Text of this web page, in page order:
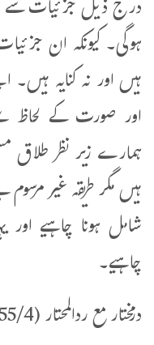
ہوگی۔ کیونکہ ان
ہیں اور نہ کنایہ
اور صورت کے
ہمارے زیر نظر طلاق
ہیں مگر طریقہ غیر
شامل ہونا چاہیے
چاہیے۔
درمختار مع ردالمحتار (455/4) میں ہے: